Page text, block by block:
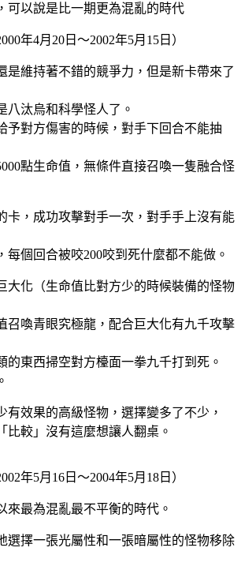
可以說是比一期更為混亂的時代
年4月20日～2002年5月15日）
是維持著不錯的競爭力，但是新卡帶來了
八汰烏和科學怪人了。
予對方傷害的時候，對手下回合不能抽
點生命值，無條件直接召喚一隻融合怪
卡，成功攻擊對手一次，對手手上沒有能
每個回合被咬200咬到死什麼都不能做。
大化（生命值比對方少的時候裝備的怪物
召喚青眼究極龍，配合巨大化有九千攻擊
的東西掃空對方檯面一拳九千打到死。
有效果的高級怪物，選擇變多了不少，
比較」沒有這麼想讓人翻桌。
年5月16日～2004年5月18日）
來最為混亂最不平衡的時代。
選擇一張光屬性和一張暗屬性的怪物移除